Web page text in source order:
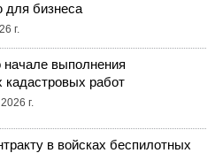
для бизнеса
г.
выполнения
кадастровых работ
г.
в войсках беспилотных